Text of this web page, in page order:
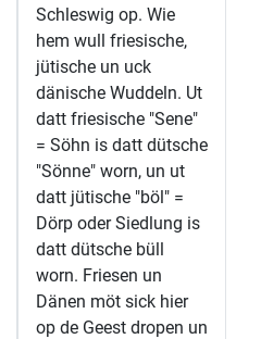
Schleswig op. Wie
hem wull friesische,
jütische un uck
dänische Wuddeln. Ut
datt friesische "Sene"
= Söhn is datt dütsche
"Sönne" worn, un ut
datt jütische "böl" =
Dörp oder Siedlung is
datt dütsche büll
worn. Friesen un
Dänen möt sick hier
op de Geest dropen un